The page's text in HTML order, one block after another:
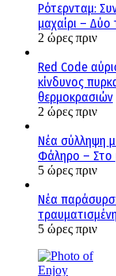
Ρότερνταμ:
μαχαίρι – Δύο
2 ώρες πριν
Red Code
κίνδυνος
θερμοκρασιών
2 ώρες πριν
Νέα σύλληψη
Φάληρο – Στο
5 ώρες πριν
Νέα
5 ώρες πριν